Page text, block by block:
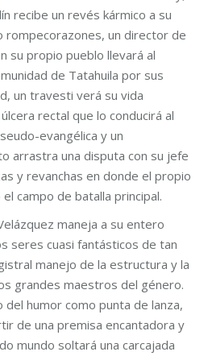
recibe un revés kármico a su
rompecorazones, un director de
su propio pueblo llevará al
de Tatahuila por sus
un travesti verá su vida
rectal que lo conducirá al
evangélica y un
arrastra una disputa con su jefe
y revanchas en donde el propio
campo de batalla principal.
maneja a su entero
seres cuasi fantásticos de tan
manejo de la estructura y la
grandes maestros del género.
del humor como punta de lanza,
de una premisa encantadora y
mundo soltará una carcajada